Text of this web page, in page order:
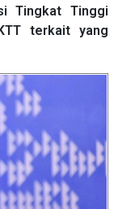
Tingkat Tinggi
terkait yang